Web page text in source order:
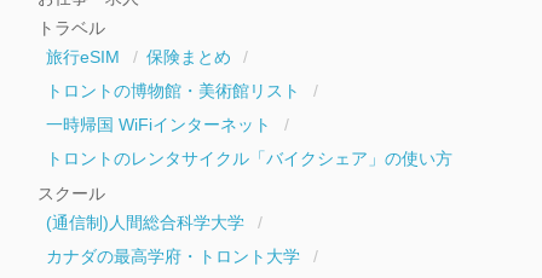
トラベル
旅行eSIM
保険まとめ
トロントの博物館・美術館リスト
一時帰国 WiFiインターネット
トロントのレンタサイクル「バイクシェア」の使い方
スクール
(通信制)人間総合科学大学
カナダの最高学府・トロント大学